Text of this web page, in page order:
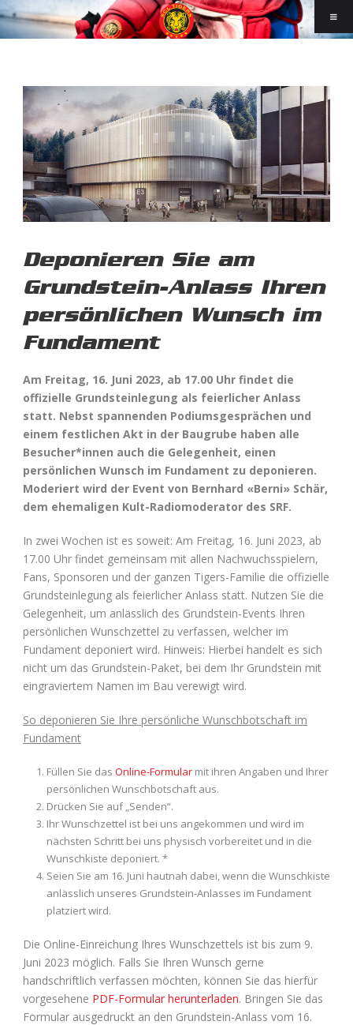
Deponieren Sie am
Grundstein-Anlass Ihren
persönlichen Wunsch im
Fundament
Am Freitag, 16. Juni 2023, ab 17.00 Uhr findet die
offizielle Grundsteinlegung als feierlicher Anlass
statt. Nebst spannenden Podiumsgesprächen und
einem festlichen Akt in der Baugrube haben alle
Besucher*innen auch die Gelegenheit, einen
persönlichen Wunsch im Fundament zu deponieren.
Moderiert wird der Event von Bernhard «Berni» Schär,
dem ehemaligen Kult-Radiomoderator des SRF.
In zwei Wochen ist es soweit: Am Freitag, 16. Juni 2023, ab
17.00 Uhr findet gemeinsam mit allen Nachwuchsspielern,
Fans, Sponsoren und der ganzen Tigers-Familie die offizielle
Grundsteinlegung als feierlicher Anlass statt. Nutzen Sie die
Gelegenheit, um anlässlich des Grundstein-Events Ihren
persönlichen Wunschzettel zu verfassen, welcher im
Fundament deponiert wird. Hinweis: Hierbei handelt es sich
nicht um das Grundstein-Paket, bei dem Ihr Grundstein mit
eingraviertem Namen im Bau verewigt wird.
So deponieren Sie Ihre persönliche Wunschbotschaft im
Fundament
Füllen Sie das Online-Formular mit ihren Angaben und Ihrer
persönlichen Wunschbotschaft aus.
Drücken Sie auf „Senden“.
Ihr Wunschzettel ist bei uns angekommen und wird im
nächsten Schritt bei uns physisch vorbereitet und in die
Wunschkiste deponiert. *
Seien Sie am 16. Juni hautnah dabei, wenn die Wunschkiste
anlässlich unseres Grundstein-Anlasses im Fundament
platziert wird.
Die Online-Einreichung Ihres Wunschzettels ist bis zum 9.
Juni 2023 möglich. Falls Sie Ihren Wunsch gerne
handschriftlich verfassen möchten, können Sie das hierfür
vorgesehene PDF-Formular herunterladen. Bringen Sie das
Formular ausgedruckt an den Grundstein-Anlass vom 16.